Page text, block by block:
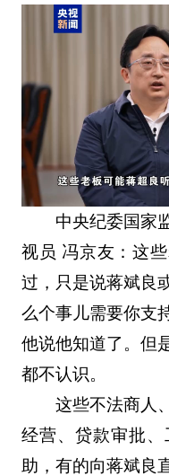
中央纪委国家
视员 冯京友：这
过，只是说蒋斌良
么个事儿需要你支
他说他知道了。但
都不认识。
这些不法商人
经营、贷款审批
助，有的向蒋斌良